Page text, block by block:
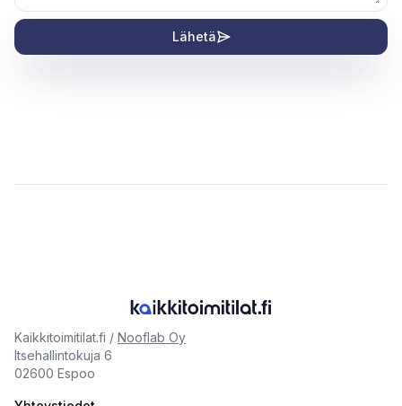
Lähetä
Kaikkitoimitilat.fi / Nooflab Oy
Itsehallintokuja 6
02600 Espoo